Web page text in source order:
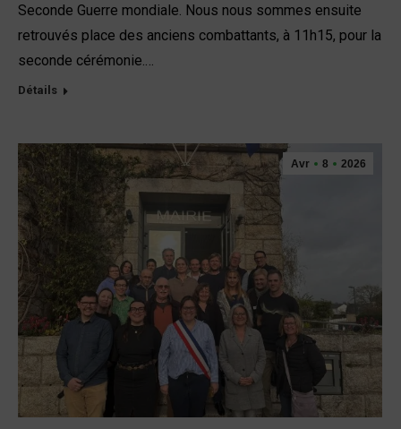
Seconde Guerre mondiale. Nous nous sommes ensuite
retrouvés place des anciens combattants, à 11h15, pour la
seconde cérémonie.…
Détails
Avr 8 2026